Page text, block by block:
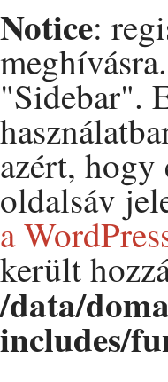
Notice:
"Sidebar".
azért, hogy
oldalsáv
a
került
/data/
includes/